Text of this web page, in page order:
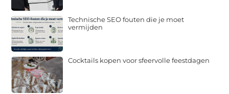
Technische SEO fouten die je moet
vermijden
Cocktails kopen voor sfeervolle feestdagen